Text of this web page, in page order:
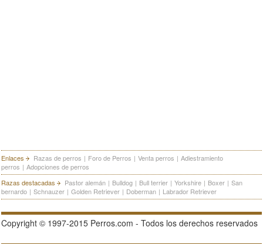
Enlaces Razas de perros | Foro de Perros | Venta perros | Adiestramiento
perros | Adopciones de perros
Razas destacadas
Pastor alemán | Bulldog | Bull terrier | Yorkshire | Boxer | San
bernardo | Schnauzer | Golden Retriever | Doberman | Labrador Retriever
Copyright © 1997-2015 Perros.com - Todos los derechos reservados